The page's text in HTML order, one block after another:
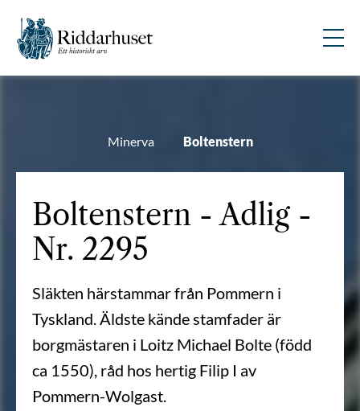
Minerva Boltenstern
Boltenstern - Adlig -
Nr. 2295
Släkten härstammar från Pommern i
Tyskland. Äldste kände stamfader är
borgmästaren i Loitz Michael Bolte (född
ca 1550), råd hos hertig Filip I av
Pommern-Wolgast.